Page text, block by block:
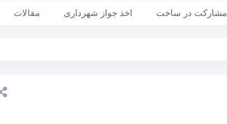
مشارکت در ساخت اخذ جواز شهرداری مقالات